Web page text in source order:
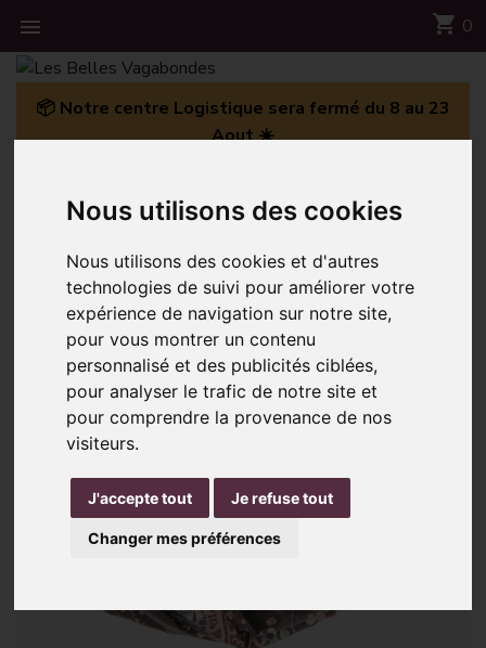
Nous utilisons des cookies
Nous utilisons des cookies et d'autres
technologies de suivi pour améliorer votre
expérience de navigation sur notre site,
pour vous montrer un contenu
personnalisé et des publicités ciblées,
pour analyser le trafic de notre site et
pour comprendre la provenance de nos
visiteurs.
J'accepte tout Je refuse tout
Changer mes préférences
 shopping_cart 0
📦 Notre centre Logistique sera fermé du 8 au 23
Aout ☀️